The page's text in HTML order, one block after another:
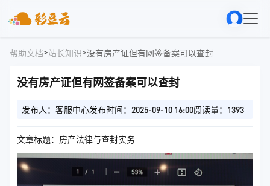
帮助文档>站长知识>没有房产证但有网签备案可以查封
没有房产证但有网签备案可以查封
发布人：客服中心发布时间：2025-09-10 16:00阅读量：1393
文章标题：房产法律与查封实务